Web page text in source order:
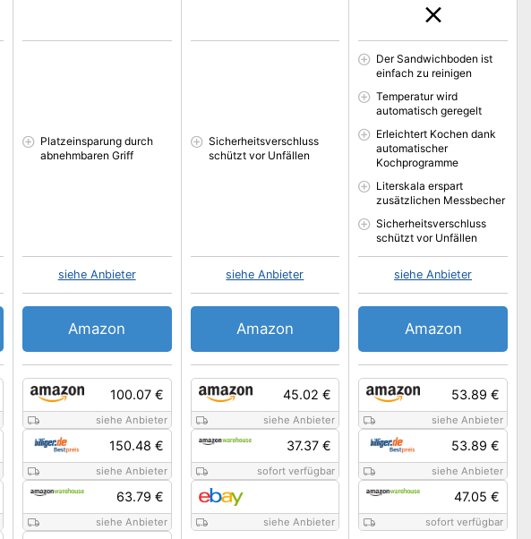
100.07 €
siehe Anbieter
150.48 €
siehe Anbieter
63.79 €
siehe Anbieter
Platzeinsparung durch
abnehmbaren Griff
siehe Anbieter
Amazon
45.02 €
siehe Anbieter
37.37 €
sofort verfügbar
siehe Anbieter
Sicherheitsverschluss
schützt vor Unfällen
siehe Anbieter
Amazon
53.89 €
siehe Anbieter
53.89 €
siehe Anbieter
47.05 €
sofort verfügbar
Der Sandwichboden ist
einfach zu reinigen
Temperatur wird
automatisch geregelt
Erleichtert Kochen dank
automatischer
Kochprogramme
Literskala erspart
zusätzlichen Messbecher
Sicherheitsverschluss
schützt vor Unfällen
siehe Anbieter
Amazon